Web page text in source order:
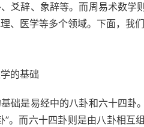
爻辞、象辞等。而周易术数学
、医学等多个领域。下面，我
的基础
础是易经中的八卦和六十四卦
”。而六十四卦则是由八卦相互